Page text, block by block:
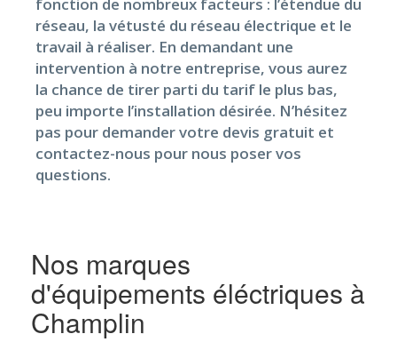
réseau, la vétusté du réseau électrique et le
travail à réaliser. En demandant une
intervention à notre entreprise, vous aurez
la chance de tirer parti du tarif le plus bas,
peu importe l’installation désirée. N’hésitez
pas pour demander votre devis gratuit et
contactez-nous pour nous poser vos
questions.
Nos marques
d'équipements éléctriques à
Champlin